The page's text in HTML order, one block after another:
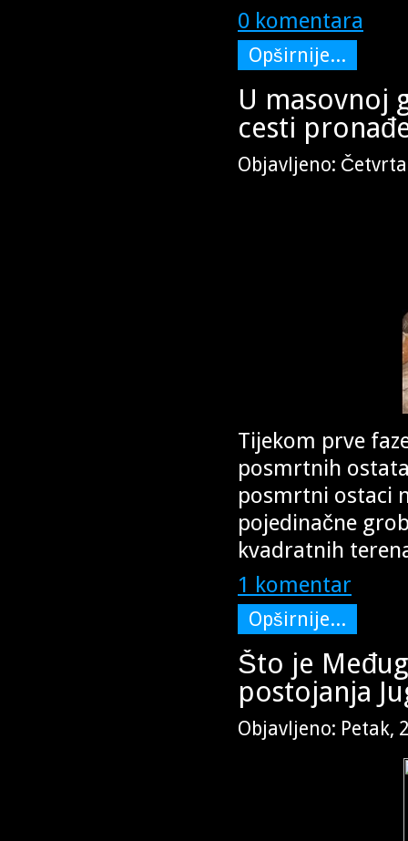
0 komentara
Opširnije...
U masovnoj
cesti
Objavljeno:
Tijekom prve
posmrtnih
posmrtni ostaci
pojedinačne
kvadratnih
1 komentar
Opširnije...
Što je
postojanja
Objavljeno: Petak,